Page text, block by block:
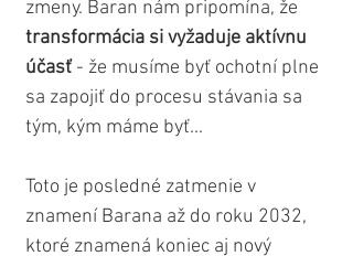
zmeny. Baran nám pripomína, že
transformácia si vyžaduje aktívnu
účasť - že musíme byť ochotní plne
sa zapojiť do procesu stávania sa
tým, kým máme byť...
Toto je posledné zatmenie v
znamení Barana až do roku 2032,
ktoré znamená koniec aj nový